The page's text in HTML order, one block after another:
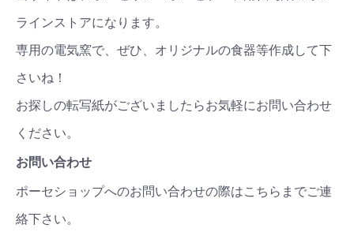
ラインストアになります。
専用の電気窯で、ぜひ、オリジナルの食器等作成して下
さいね！
お探しの転写紙がございましたらお気軽にお問い合わせ
ください。
お問い合わせ
ポーセショップへのお問い合わせの際はこちらまでご連
絡下さい。